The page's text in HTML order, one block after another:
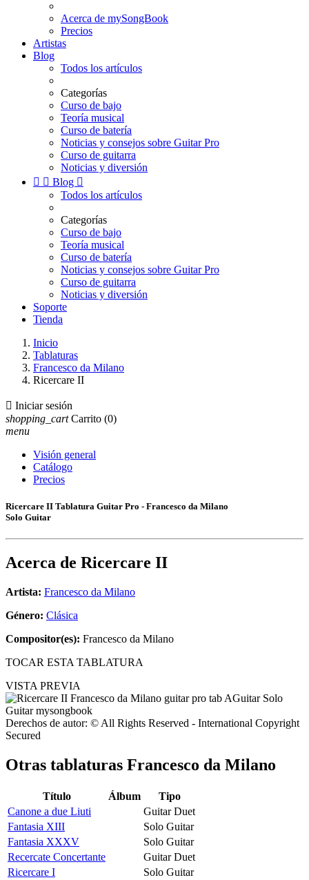
Acerca de mySongBook
Precios
Artistas
Blog
Todos los artículos
Categorías
Curso de bajo
Teoría musical
Curso de batería
Noticias y consejos sobre Guitar Pro
Curso de guitarra
Noticias y diversión
  Blog 
Todos los artículos
Categorías
Curso de bajo
Teoría musical
Curso de batería
Noticias y consejos sobre Guitar Pro
Curso de guitarra
Noticias y diversión
Soporte
Tienda
Inicio
Tablaturas
Francesco da Milano
Ricercare II
 Iniciar sesión
shopping_cart Carrito (0)
menu
Visión general
Catálogo
Precios
Ricercare II Tablatura Guitar Pro - Francesco da Milano
Solo Guitar
Acerca de Ricercare II
Artista: Francesco da Milano
Género: Clásica
Compositor(es): Francesco da Milano
TOCAR ESTA TABLATURA
VISTA PREVIA
Derechos de autor: © All Rights Reserved - International Copyright
Secured
Otras tablaturas Francesco da Milano
Título Álbum
Tipo
Canone a due Liuti
Guitar Duet
Fantasia XIII
Solo Guitar
Fantasia XXXV
Solo Guitar
Recercate Concertante
Guitar Duet
Ricercare I
Solo Guitar